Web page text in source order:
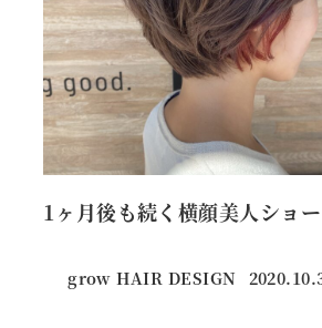
1ヶ月後も続く横顔美人ショ
grow HAIR DESIGN 投稿日